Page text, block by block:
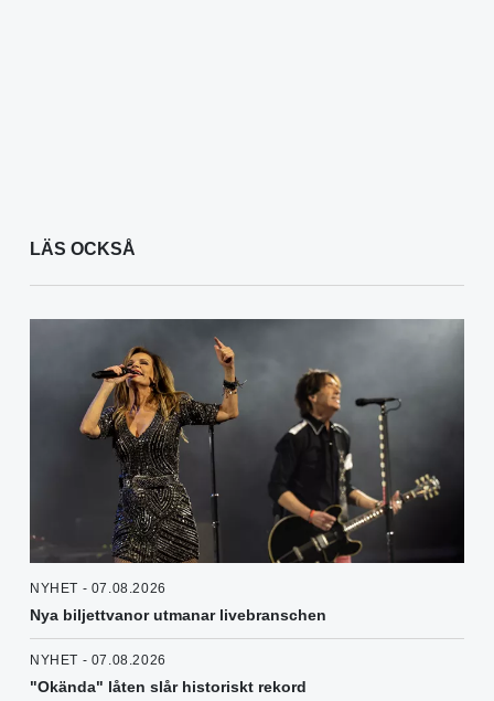
LÄS OCKSÅ
NYHET - 07.08.2026
Nya biljettvanor utmanar livebranschen
NYHET - 07.08.2026
"Okända" låten slår historiskt rekord